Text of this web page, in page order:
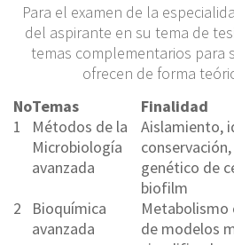
Para el examen de la
del aspirante en su tema de
temas complementarios para
ofrecen de forma
NoTemas
Finalidad
1
Métodos de la
Microbiología
avanzada
Aislamiento,
genético de
biofilm
2
Bioquímica
avanzada
Metabolismo
de modelos